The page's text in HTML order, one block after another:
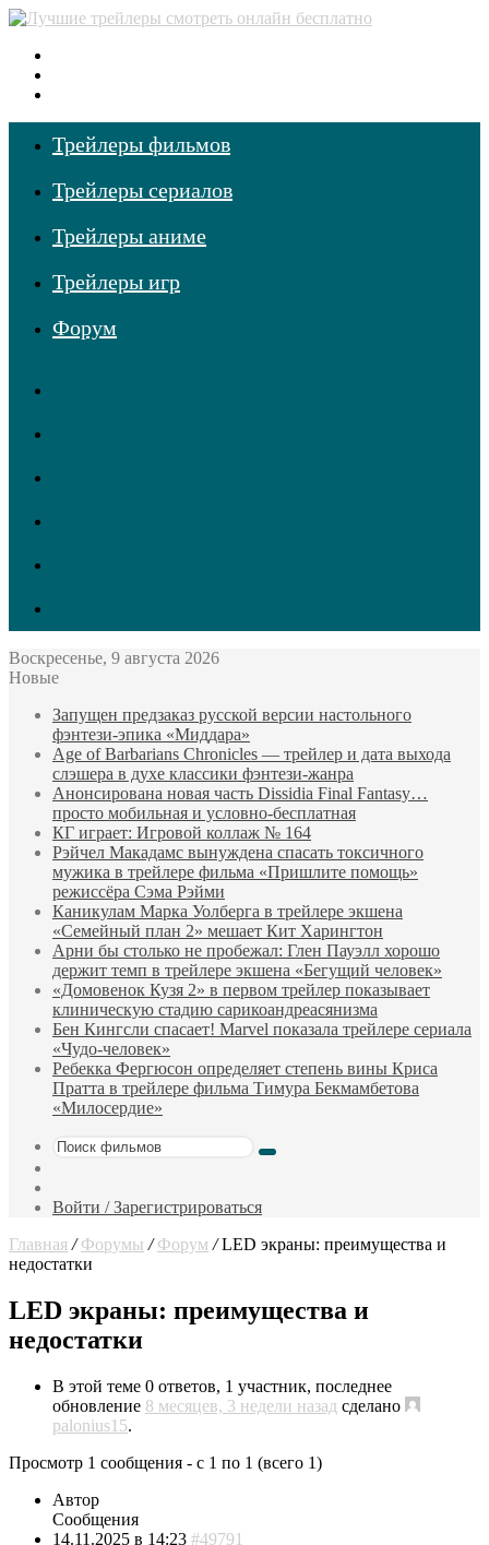
Трейлеры фильмов
Трейлеры сериалов
Трейлеры аниме
Трейлеры игр
Форум
Воскресенье, 9 августа 2026
Новые
Запущен предзаказ русской версии настольного
фэнтези-эпика «Миддара»
Age of Barbarians Chronicles — трейлер и дата выхода
слэшера в духе классики фэнтези-жанра
Анонсирована новая часть Dissidia Final Fantasy…
просто мобильная и условно-бесплатная
КГ играет: Игровой коллаж № 164
Рэйчел Макадамс вынуждена спасать токсичного
мужика в трейлере фильма «Пришлите помощь»
режиссёра Сэма Рэйми
Каникулам Марка Уолберга в трейлере экшена
«Семейный план 2» мешает Кит Харингтон
Арни бы столько не пробежал: Глен Пауэлл хорошо
держит темп в трейлере экшена «Бегущий человек»
«Домовенок Кузя 2» в первом трейлер показывает
клиническую стадию сарикоандреасянизма
Бен Кингсли спасает! Marvel показала трейлере сериала
«Чудо-человек»
Ребекка Фергюсон определяет степень вины Криса
Пратта в трейлере фильма Тимура Бекмамбетова
«Милосердие»
Поиск
фильм
Войти / Зарегистрироваться
Главная / Форумы / Форум / LED экраны: преимущества и
недостатки
LED экраны: преимущества и
недостатки
В этой теме 0 ответов, 1 участник, последнее
обновление 8 месяцев, 3 недели назад сделано
palonius15.
Просмотр 1 сообщения - с 1 по 1 (всего 1)
Автор
Сообщения
14.11.2025 в 14:23 #49791